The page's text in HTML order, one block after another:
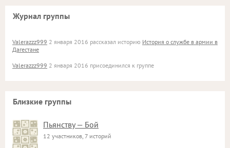
Журнал группы
Valerazzz999 2 января 2016 рассказал историю История о службе в армии в
Дагестане
Valerazzz999 2 января 2016 присоединился к группе
Близкие группы
Пьянству — Бой
12 участников, 7 историй